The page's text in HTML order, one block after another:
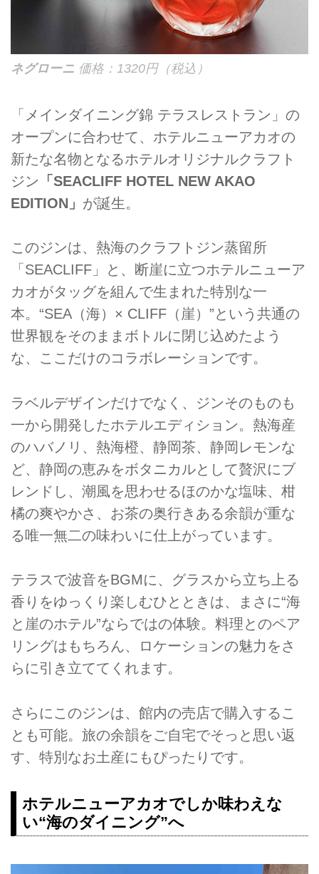
ネグローニ 価格：1320円（税込）
「メインダイニング錦 テラスレストラン」の
オープンに合わせて、ホテルニューアカオの
新たな名物となるホテルオリジナルクラフト
ジン 「SEACLIFF HOTEL NEW AKAO
EDITION」 が誕生。
このジンは、熱海のクラフトジン蒸留所
「SEACLIFF」と、断崖に立つホテルニューア
カオがタッグを組んで生まれた特別な一
本。“SEA（海）× CLIFF（崖）”という共通の
世界観をそのままボトルに閉じ込めたよう
な、ここだけのコラボレーションです。
ラベルデザインだけでなく、ジンそのものも
一から開発したホテルエディション。熱海産
のハバノリ、熱海橙、静岡茶、静岡レモンな
ど、静岡の恵みをボタニカルとして贅沢にブ
レンドし、潮風を思わせるほのかな塩味、柑
橘の爽やかさ、お茶の奥行きある余韻が重な
る唯一無二の味わいに仕上がっています。
テラスで波音をBGMに、グラスから立ち上る
香りをゆっくり楽しむひとときは、まさに“海
と崖のホテル”ならではの体験。料理とのペア
リングはもちろん、ロケーションの魅力をさ
らに引き立ててくれます。
さらにこのジンは、館内の売店で購入するこ
とも可能。旅の余韻をご自宅でそっと思い返
す、特別なお土産にもぴったりです。
ホテルニューアカオでしか味わえな
い“海のダイニング”へ